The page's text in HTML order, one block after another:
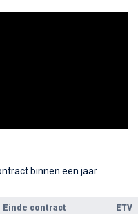
binnen een jaar
Einde contract
ETV